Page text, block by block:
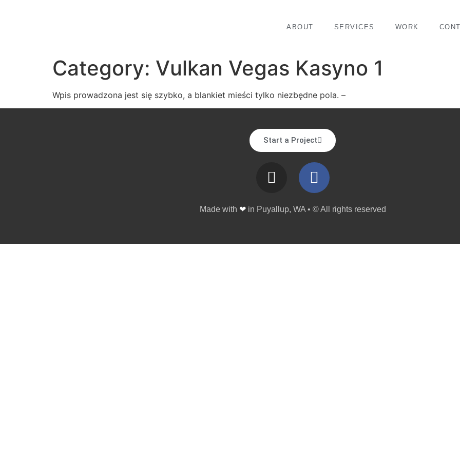
ABOUT SERVICES WORK
Category: Vulkan Vegas Kasyno 1
Wpis prowadzona jest się szybko, a blankiet mieści tylko niezbędne pola. –
Start a Project
Made with ❤in Puyallup, WA • © All rights reserved